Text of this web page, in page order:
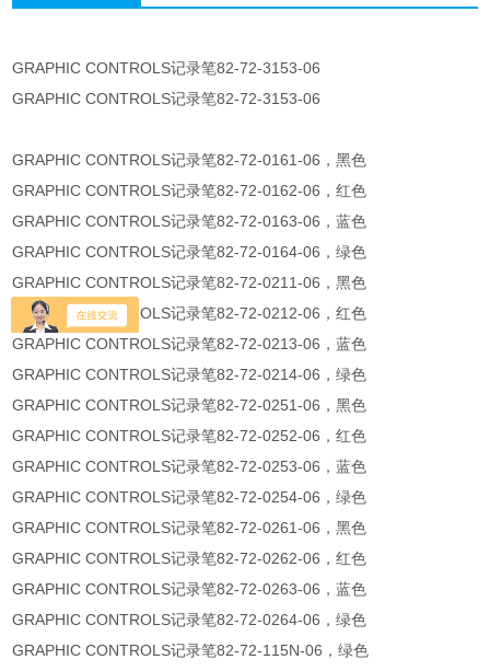
GRAPHIC CONTROLS记录笔82-72-3153-06
GRAPHIC CONTROLS记录笔82-72-3153-06
GRAPHIC CONTROLS记录笔82-72-0161-06，黑色
GRAPHIC CONTROLS记录笔82-72-0162-06，红色
GRAPHIC CONTROLS记录笔82-72-0163-06，蓝色
GRAPHIC CONTROLS记录笔82-72-0164-06，绿色
GRAPHIC CONTROLS记录笔82-72-0211-06，黑色
GRAPHIC CONTROLS记录笔82-72-0212-06，红色
GRAPHIC CONTROLS记录笔82-72-0213-06，蓝色
GRAPHIC CONTROLS记录笔82-72-0214-06，绿色
GRAPHIC CONTROLS记录笔82-72-0251-06，黑色
GRAPHIC CONTROLS记录笔82-72-0252-06，红色
GRAPHIC CONTROLS记录笔82-72-0253-06，蓝色
GRAPHIC CONTROLS记录笔82-72-0254-06，绿色
GRAPHIC CONTROLS记录笔82-72-0261-06，黑色
GRAPHIC CONTROLS记录笔82-72-0262-06，红色
GRAPHIC CONTROLS记录笔82-72-0263-06，蓝色
GRAPHIC CONTROLS记录笔82-72-0264-06，绿色
GRAPHIC CONTROLS记录笔82-72-115N-06，绿色